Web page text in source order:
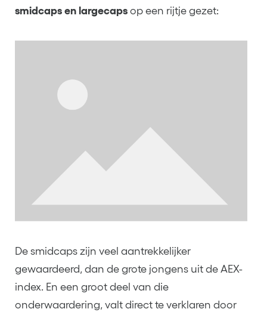
smidcaps en largecaps op een rijtje gezet:
De smidcaps zijn veel aantrekkelijker
gewaardeerd, dan de grote jongens uit de AEX-
index. En een groot deel van die
onderwaardering, valt direct te verklaren door